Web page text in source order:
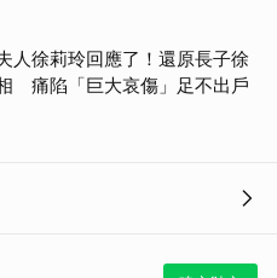
人徐莉玲回應了！還原長子徐
痛陷「巨大哀傷」足不出戶